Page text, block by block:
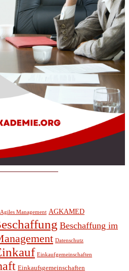
Agiles Management AGKAMED
Beschaffung im
Datenschutz
Einkaufgemeinschaften
Einkaufsgemeinschaften